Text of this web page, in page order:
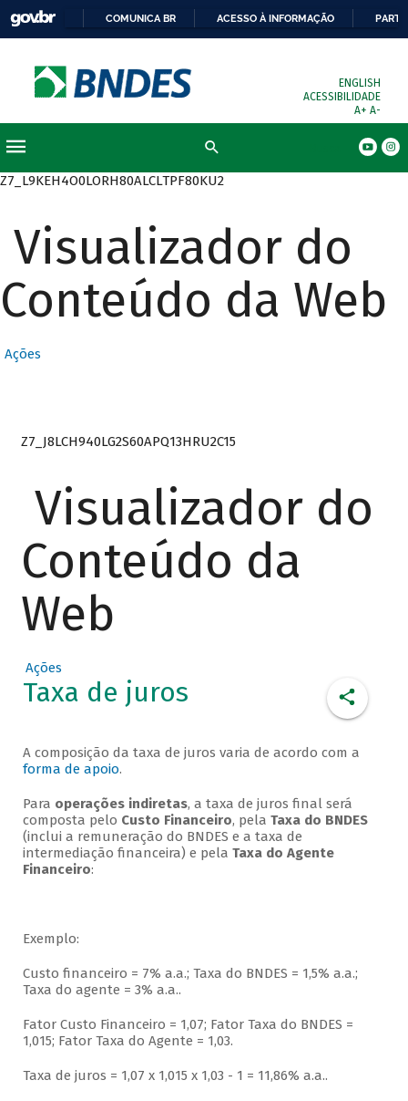
COMUNICA BR ACESSO À INFORMAÇÃO
ENGLISH
ACESSIBILIDADE
A+ A-
Z7_L9KEH4O0LORH80ALCLTPF80KU2
Visualizador do
Conteúdo da Web
Ações
Z7_J8LCH940LG2S60APQ13HRU2C15
Visualizador do
Conteúdo da
Web
Ações
Taxa de juros
A composição da taxa de juros varia de acordo com a
forma de apoio.
Para operações indiretas, a taxa de juros final será
composta pelo Custo Financeiro, pela Taxa do BNDES
(inclui a remuneração do BNDES e a taxa de
intermediação financeira) e pela Taxa do Agente
Financeiro:
Exemplo:
Custo financeiro = 7% a.a.; Taxa do BNDES = 1,5% a.a.;
Taxa do agente = 3% a.a..
Fator Custo Financeiro = 1,07; Fator Taxa do BNDES =
1,015; Fator Taxa do Agente = 1,03.
Taxa de juros = 1,07 x 1,015 x 1,03 - 1 = 11,86% a.a..